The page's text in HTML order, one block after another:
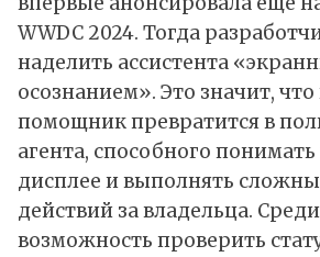
WWDC 2024. Тогда
наделить ассистента
осознанием». Это значит,
помощник превратится в
агента, способного
дисплее и выполнять
действий за владельца.
возможность проверить